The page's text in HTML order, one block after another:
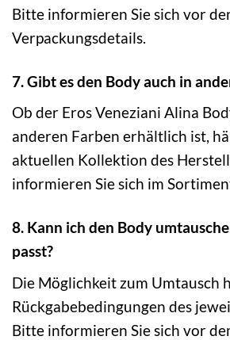
Bitte informieren Sie sich vor
Verpackungsdetails.
7. Gibt es den Body auch in
Ob der Eros Veneziani Alina
anderen Farben erhältlich ist,
aktuellen Kollektion des
informieren Sie sich im
8. Kann ich den Body
passt?
Die Möglichkeit zum Umtausch
Rückgabebedingungen des
Bitte informieren Sie sich vor